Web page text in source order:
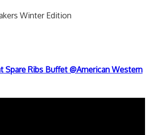
Winter Edition
Spare Ribs Buffet @American Western